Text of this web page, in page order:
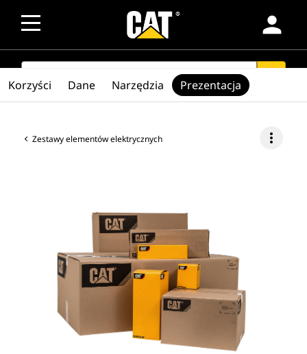
person
SEARCH
Zestawy elementów elektrycznych more_vert
Korzyści Dane Narzędzia Prezentacja